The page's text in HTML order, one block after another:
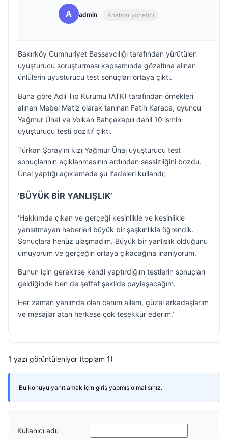
A admin Anahtar yönetici
Bakırköy Cumhuriyet Başsavcılığı tarafından yürütülen
uyuşturucu soruşturması kapsamında gözaltına alınan
ünlülerin uyuşturucu test sonuçları ortaya çıktı.
Buna göre Adli Tıp Kurumu (ATK) tarafından örnekleri
alınan Mabel Matiz olarak tanınan Fatih Karaca, oyuncu
Yağmur Ünal ve Volkan Bahçekapılı dahil 10 ismin
uyuşturucu testi pozitif çıktı.
Türkan Şoray’ın kızı Yağmur Ünal uyuşturucu test
sonuçlarının açıklanmasının ardından sessizliğini bozdu.
Ünal yaptığı açıklamada şu ifadeleri kullandı;
‘BÜYÜK BİR YANLIŞLIK’
‘Hakkımda çıkan ve gerçeği kesinlikle ve kesinlikle
yansıtmayan haberleri büyük bir şaşkınlıkla öğrendik.
Sonuçlara henüz ulaşmadım. Büyük bir yanlışlık olduğunu
umuyorum ve gerçeğin ortaya çıkacağına inanıyorum.
Bunun için gerekirse kendi yaptırdığım testlerin sonuçları
geldiğinde ben de şeffaf şekilde paylaşacağım.
Her zaman yanımda olan canım ailem, güzel arkadaşlarım
ve mesajlar atan herkese çok teşekkür ederim.’
1 yazı görüntüleniyor (toplam 1)
Bu konuyu yanıtlamak için giriş yapmış olmalısınız.
Kullanıcı adı: